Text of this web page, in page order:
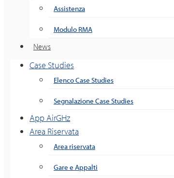
Assistenza
Modulo RMA
News
Case Studies
Elenco Case Studies
Segnalazione Case Studies
App AirGHz
Area Riservata
Area riservata
Gare e Appalti